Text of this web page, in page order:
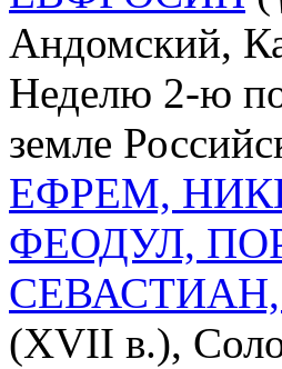
Андомский,
Неделю 2-ю
земле
ЕФРЕМ,
ФЕОДУЛ,
(XVII в.),